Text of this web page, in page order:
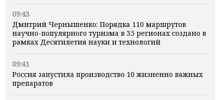
09:43
Дмитрий Чернышенко: Порядка 110 маршрутов
научно-популярного туризма в 35 регионах создано в
рамках Десятилетия науки и технологий
09:41
Россия запустила производство 10 жизненно важных
препаратов